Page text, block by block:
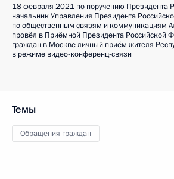
18 февраля 2021 по поручению Президента
начальник Управления Президента
по общественным связям и коммуникациям
провёл в Приёмной Президента Российской
граждан в Москве личный приём жителя
в режиме видео-конференц-связи
Темы
Обращения граждан